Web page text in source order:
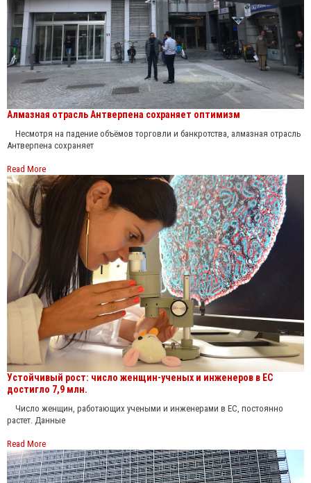
Алмазная отрасль Антверпена сохраняет оптимизм
Несмотря на падение объёмов торговли и банкротства, алмазная отрасль
Антверпена сохраняет
Read More
Устойчивый рост: число женщин-ученых и инженеров в ЕС
достигло 7,9 млн.
Число женщин, работающих учеными и инженерами в ЕС, постоянно
растет. Данные
Read More